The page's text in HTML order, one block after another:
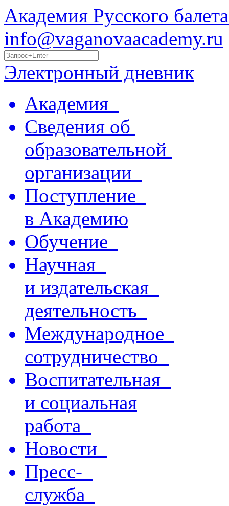
Академия Русского
info@vaganovaacademy.ru
Электронный дневник
Академия
Сведения об
образовательной
организации
Поступление
в Академию
Обучение
Научная
и издательская
деятельность
Международное
сотрудничество
Воспитательная
и социальная
работа
Новости
Пресс-
служба